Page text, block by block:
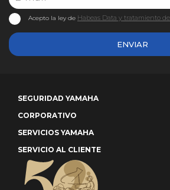
ENVIAR
Acepto la ley de Habeas Data y tratamiento
SEGURIDAD YAMAHA
CORPORATIVO
SERVICIOS YAMAHA
SERVICIO AL CLIENTE